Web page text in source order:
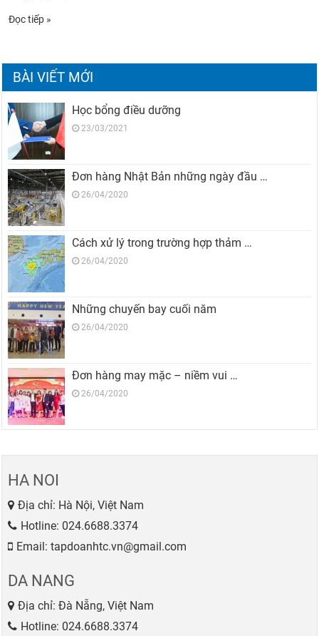
Đọc tiếp »
BÀI VIẾT MỚI
Học bổng điều dưỡng
23/03/2021
Đơn hàng Nhật Bản những ngày đầu …
26/04/2020
Cách xử lý trong trường hợp thảm …
26/04/2020
Những chuyến bay cuối năm
26/04/2020
Đơn hàng may mặc – niềm vui …
26/04/2020
HA NOI
Địa chỉ: Hà Nội, Việt Nam
Hotline: 024.6688.3374
Email: tapdoanhtc.vn@gmail.com
DA NANG
Địa chỉ: Đà Nẵng, Việt Nam
Hotline: 024.6688.3374